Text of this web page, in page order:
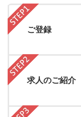
ご登録
求人のご紹介